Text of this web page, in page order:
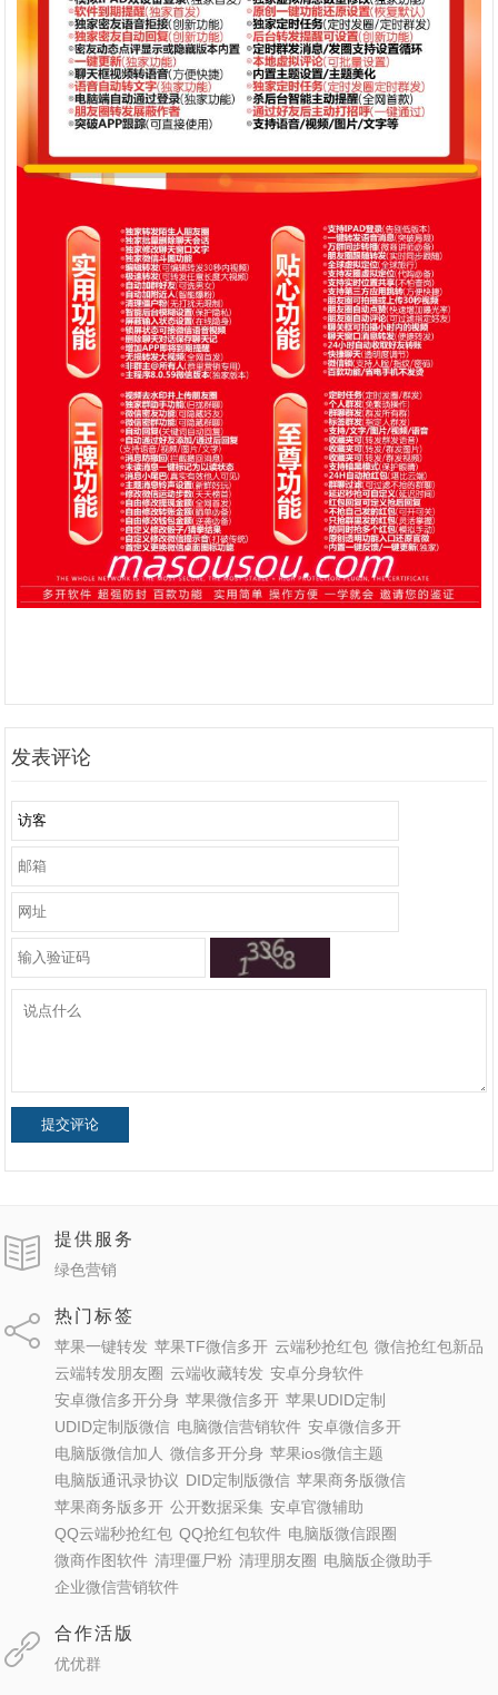
发表评论
提交评论
提供服务
绿色营销
热门标签
苹果一键转发 苹果TF微信多开 云端秒抢红包 微信抢红包新品
云端转发朋友圈 云端收藏转发 安卓分身软件
安卓微信多开分身 苹果微信多开 苹果UDID定制
UDID定制版微信 电脑微信营销软件 安卓微信多开
电脑版微信加人 微信多开分身 苹果ios微信主题
电脑版通讯录协议 DID定制版微信 苹果商务版微信
苹果商务版多开 公开数据采集 安卓官微辅助
QQ云端秒抢红包 QQ抢红包软件 电脑版微信跟圈
微商作图软件 清理僵尸粉 清理朋友圈 电脑版企微助手
企业微信营销软件
合作活版
优优群